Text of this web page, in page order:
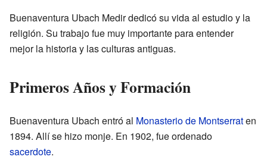
Buenaventura Ubach Medir dedicó su vida al estudio y la
religión. Su trabajo fue muy importante para entender
mejor la historia y las culturas antiguas.
Primeros Años y Formación
Buenaventura Ubach entró al Monasterio de Montserraten
1894. Allí se hizo monje. En 1902, fue ordenado
sacerdote.